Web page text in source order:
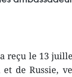
reçu le 13
et de Russie,